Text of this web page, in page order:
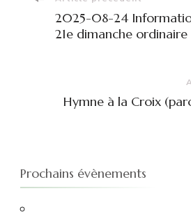
Navigation
d'article
2025-08-24
21e dimanche ordinaire
Hymne à la Croix
Prochains évènements